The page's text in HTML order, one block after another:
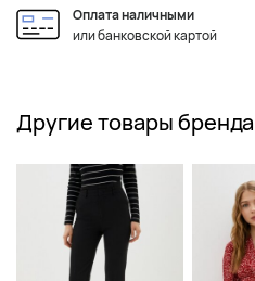
Оплата наличными
или банковской картой
Другие товары бренда